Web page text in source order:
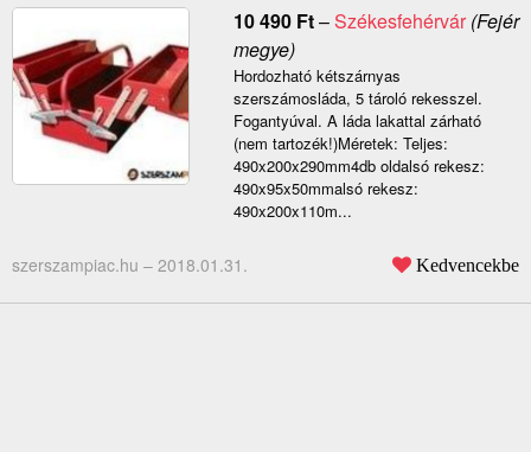
10 490 Ft–Székesfehérvár(Fejér
megye)
Hordozható kétszárnyas
szerszámosláda, 5 tároló rekesszel.
Fogantyúval. A láda lakattal zárható
(nem tartozék!)Méretek: Teljes:
490x200x290mm4db oldalsó rekesz:
490x95x50mmalsó rekesz:
490x200x110m...
szerszampiac.hu – 2018.01.31. Kedvencekbe